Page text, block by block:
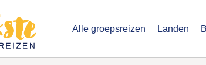
Menu
Alle groepsreizen Landen